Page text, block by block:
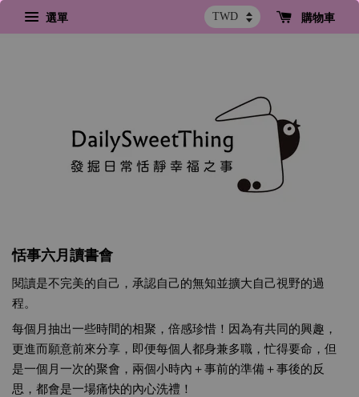
選單 購物車
恬事六月讀書會
閱讀是不完美的自己，承認自己的無知並擴大自己視野的過
程。
每個月抽出一些時間的相聚，倍感珍惜！因為有共同的興趣，
更進而願意前來分享，即便每個人都身兼多職，忙得要命，但
是一個月一次的聚會，兩個小時內＋事前的準備＋事後的反
思，都會是一場痛快的內心洗禮！